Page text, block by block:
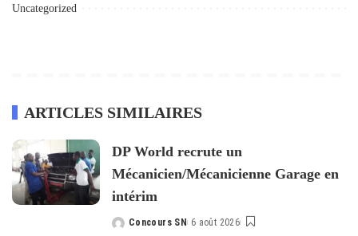
Uncategorized
ARTICLES SIMILAIRES
DP World recrute un
Mécanicien/Mécanicienne Garage en
intérim
Posted
Concours SN 6 août 2026